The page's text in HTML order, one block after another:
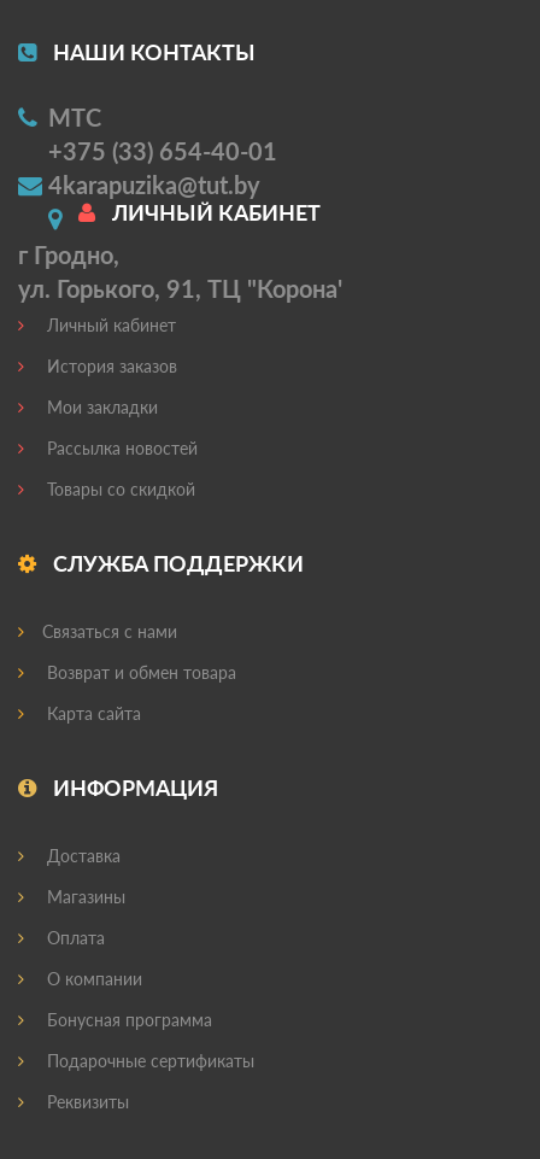
НАШИ КОНТАКТЫ
МТС
+375 (33) 654-40-01
4karapuzika@tut.by
г Гродно,
ул. Горького, 91, ТЦ "Корона'
ЛИЧНЫЙ КАБИНЕТ
Личный кабинет
История заказов
Мои закладки
Рассылка новостей
Товары со скидкой
СЛУЖБА ПОДДЕРЖКИ
Связаться с нами
Возврат и обмен товара
Карта сайта
ИНФОРМАЦИЯ
Доставка
Магазины
Оплата
О компании
Бонусная программа
Подарочные сертификаты
Реквизиты